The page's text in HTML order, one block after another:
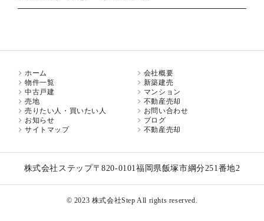
ホーム
会社概要
物件一覧
新築建売
中古戸建
マンション
売地
不動産売却
売りたい人・買いたい人
お問い合わせ
お知らせ
ブログ
サイトマップ
不動産売却
株式会社ステップ〒820-0101福岡県飯塚市綱分251番地2
© 2023 株式会社Step All rights reserved.